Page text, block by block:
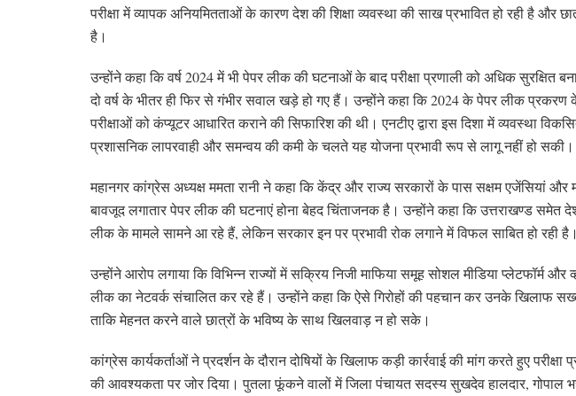
परीक्षा में व्यापक अनियमितताओं के कारण देश की शिक्षा व्यवस्था की साख प्रभावित हो रही है और
है।
उन्होंने कहा कि वर्ष 2024 में भी पेपर लीक की घटनाओं के बाद परीक्षा प्रणाली को अधिक सुरक्षित
दो वर्ष के भीतर ही फिर से गंभीर सवाल खड़े हो गए हैं। उन्होंने कहा कि 2024 के पेपर लीक प्रकरण
परीक्षाओं को कंप्यूटर आधारित कराने की सिफारिश की थी। एनटीए द्वारा इस दिशा में व्यवस्था
प्रशासनिक लापरवाही और समन्वय की कमी के चलते यह योजना प्रभावी रूप से लागू नहीं हो सकी।
महानगर कांग्रेस अध्यक्ष ममता रानी ने कहा कि केंद्र और राज्य सरकारों के पास सक्षम एजेंसियां
बावजूद लगातार पेपर लीक की घटनाएं होना बेहद चिंताजनक है। उन्होंने कहा कि उत्तराखण्ड समेत
लीक के मामले सामने आ रहे हैं, लेकिन सरकार इन पर प्रभावी रोक लगाने में विफल साबित हो रही है।
उन्होंने आरोप लगाया कि विभिन्न राज्यों में सक्रिय निजी माफिया समूह सोशल मीडिया प्लेटफॉर्म
लीक का नेटवर्क संचालित कर रहे हैं। उन्होंने कहा कि ऐसे गिरोहों की पहचान कर उनके खिलाफ सख्त
ताकि मेहनत करने वाले छात्रों के भविष्य के साथ खिलवाड़ न हो सके।
कांग्रेस कार्यकर्ताओं ने प्रदर्शन के दौरान दोषियों के खिलाफ कड़ी कार्रवाई की मांग करते हुए परीक्षा
की आवश्यकता पर जोर दिया। पुतला फूंकने वालों में जिला पंचायत सदस्य सुखदेव हालदार, गोपाल